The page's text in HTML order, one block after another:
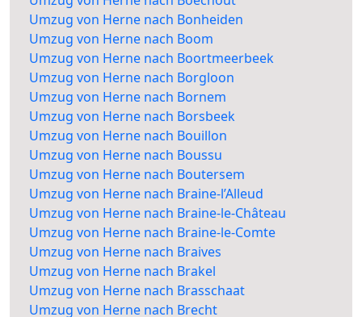
Umzug von Herne nach Bonheiden
Umzug von Herne nach Boom
Umzug von Herne nach Boortmeerbeek
Umzug von Herne nach Borgloon
Umzug von Herne nach Bornem
Umzug von Herne nach Borsbeek
Umzug von Herne nach Bouillon
Umzug von Herne nach Boussu
Umzug von Herne nach Boutersem
Umzug von Herne nach Braine-l’Alleud
Umzug von Herne nach Braine-le-Château
Umzug von Herne nach Braine-le-Comte
Umzug von Herne nach Braives
Umzug von Herne nach Brakel
Umzug von Herne nach Brasschaat
Umzug von Herne nach Brecht